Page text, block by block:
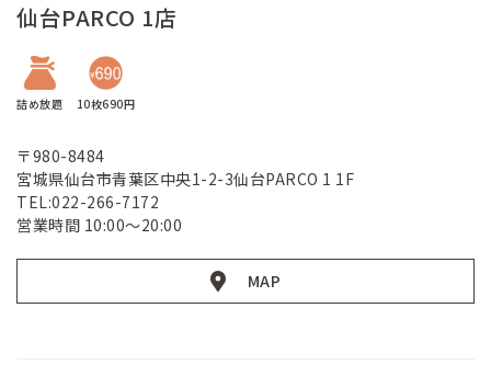
仙台PARCO 1店
詰め放題 10枚690円
〒980-8484
宮城県仙台市青葉区中央1-2-3仙台PARCO 1 1F
TEL:022-266-7172
営業時間 10:00～20:00
MAP